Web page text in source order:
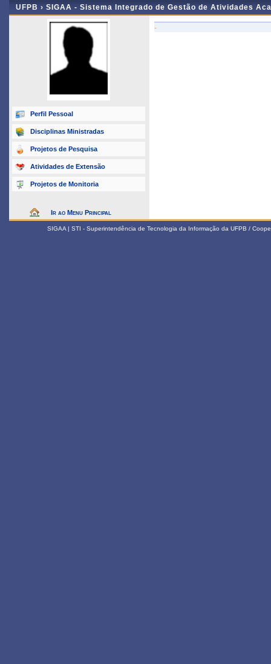
UFPB › SIGAA - Sistema Integrado de Gestão de Atividades
Perfil Pessoal
Disciplinas Ministradas
Projetos de Pesquisa
Atividades de Extensão
Projetos de Monitoria
Ir ao Menu Principal
-
SIGAA | STI - Superintendência de Tecnologia da Informação da UFPB /